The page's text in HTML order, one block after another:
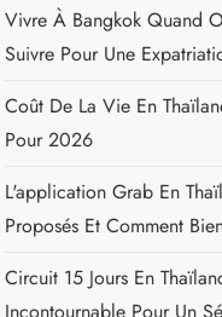
Vivre À Bangkok Quand
Suivre Pour Une
Coût De La Vie En
Pour 2026
L'application Grab En
Proposés Et Comment
Circuit 15 Jours En